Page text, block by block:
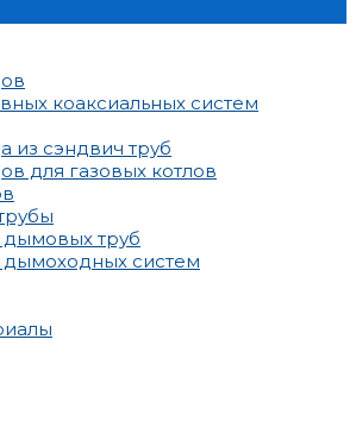
коаксиальных систем
из сэндвич труб
для газовых котлов
труб
систем